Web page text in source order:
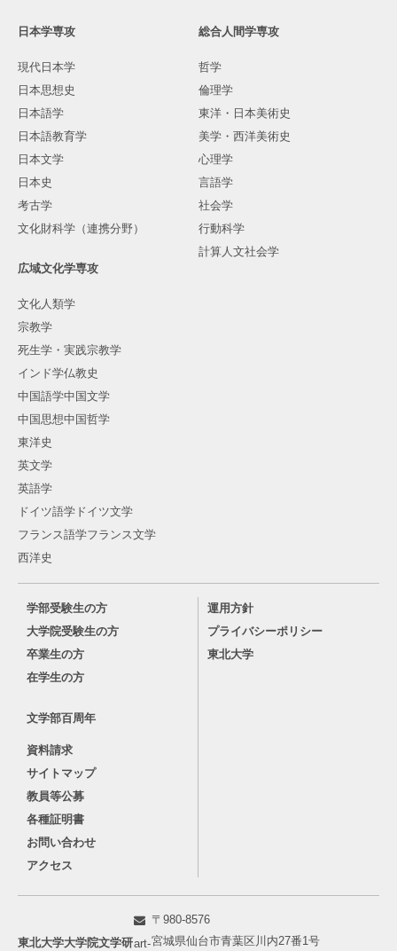
日本学専攻
現代日本学
日本思想史
日本語学
日本語教育学
日本文学
日本史
考古学
文化財科学（連携分野）
総合人間学専攻
哲学
倫理学
東洋・日本美術史
美学・西洋美術史
心理学
言語学
社会学
行動科学
計算人文社会学
広域文化学専攻
文化人類学
宗教学
死生学・実践宗教学
インド学仏教史
中国語学中国文学
中国思想中国哲学
東洋史
英文学
英語学
ドイツ語学ドイツ文学
フランス語学フランス文学
西洋史
学部受験生の方
大学院受験生の方
卒業生の方
在学生の方
文学部百周年
資料請求
サイトマップ
教員等公募
各種証明書
お問い合わせ
アクセス
運用方針
プライバシーポリシー
東北大学
東北大学大学院文学研
〒980-8576
宮城県仙台市青葉区川内27番1号
art-